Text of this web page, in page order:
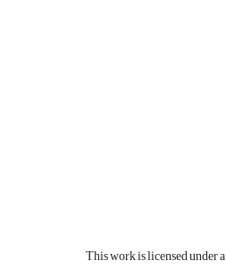
This work is licensed under a